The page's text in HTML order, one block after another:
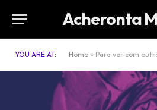
Acheronta
YOU ARE AT: Home » Para ver com